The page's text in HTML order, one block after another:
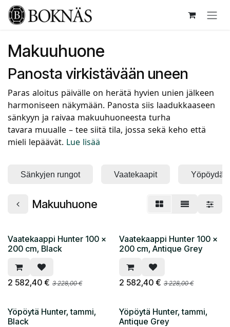
Siirry sisältöön
Makuuhuone
Panosta virkistävään uneen
Paras aloitus päivälle on herätä hyvien unien jälkeen
harmoniseen näkymään. Panosta siis laadukkaaseen
sänkyyn ja raivaa makuuhuoneesta turha
tavara muualle – tee siitä tila, jossa sekä keho että
mieli lepäävät. Lue lisää
Sänkyjen rungot Vaatekaapit Yöpöydät
Makuuhuone
Vaatekaappi Hunter 100 x
200 cm, Black
2 582,40 € 3 228,00€
Vaatekaappi Hunter 100 x
200 cm, Antique Grey
2 582,40€ 3 228,00€
Yöpöytä Hunter, tammi,
Black
Yöpöytä Hunter, tammi,
Antique Grey